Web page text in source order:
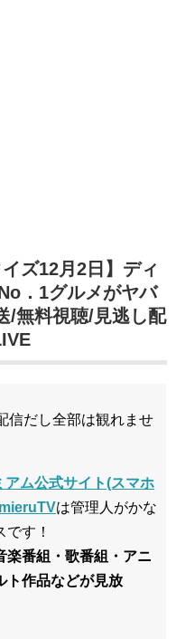
ズ12月2日】ディ
．1グルメがヤバ
/無料視聴/見逃し配
信だし全部は観れませ
ム公式サイト(スマホ
mieruTVは管理人がかな
す！
楽番組・歌番組・アニ
ト作品などが見放